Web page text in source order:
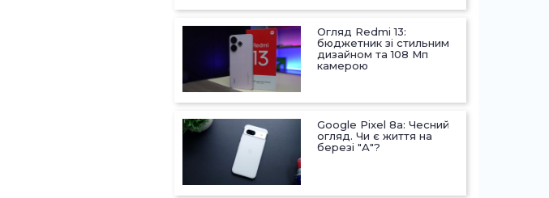
Огляд Redmi 13:
бюджетник зі стильним
дизайном та 108 Мп
камерою
Google Pixel 8a: Чесний
огляд. Чи є життя на
березі "А"?